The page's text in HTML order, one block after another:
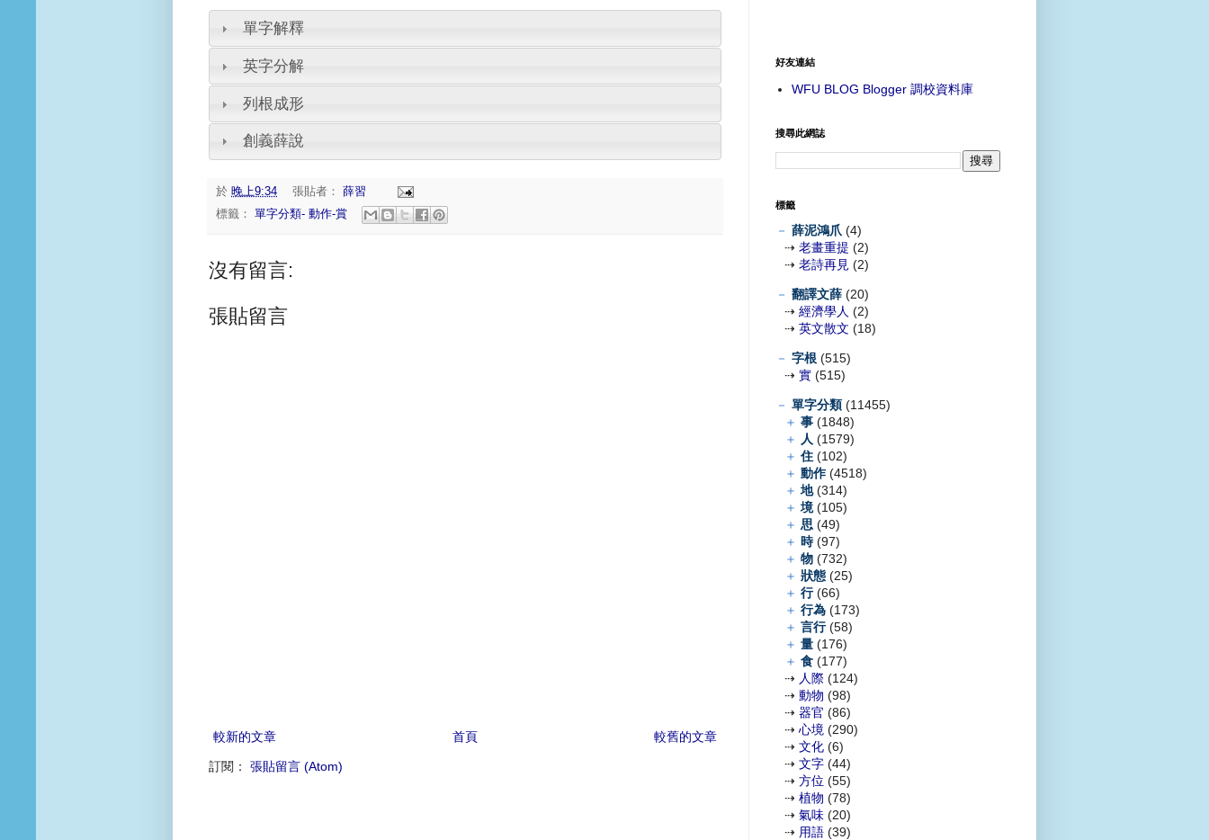
單字解釋
英字分解
列根成形
創義薛說
於 晚上9:34 張貼者：
薛習
標籤： 單字分類- 動作-賞
沒有留言:
張貼留言
較新的文章 較舊的文章
首頁
訂閱： 張貼留言 (Atom)
好友連結
WFU BLOG Blogger 調校資料庫
搜尋此網誌
標籤
－ 薛泥鴻爪 (4)
⇢ 老畫重提 (2)
⇢ 老詩再見 (2)
－ 翻譯文薛 (20)
⇢ 經濟學人 (2)
⇢ 英文散文 (18)
－ 字根 (515)
⇢ 實 (515)
－ 單字分類 (11455)
＋ 事 (1848)
＋
人 (1579)
＋ 住 (102)
＋ 動作 (4518)
＋ 地 (314)
＋ 境 (105)
＋ 思 (49)
＋ 時 (97)
＋ 物 (732)
＋ 狀態 (25)
＋ 行 (66)
＋ 行為 (173)
＋ 言行 (58)
＋ 量 (176)
＋ 食 (177)
⇢ 人際 (124)
⇢ 動物 (98)
⇢ 器官 (86)
⇢ 心境 (290)
⇢ 文化 (6)
⇢ 文字 (44)
⇢ 方位 (55)
⇢ 植物 (78)
⇢ 氣味 (20)
⇢ 用語 (39)